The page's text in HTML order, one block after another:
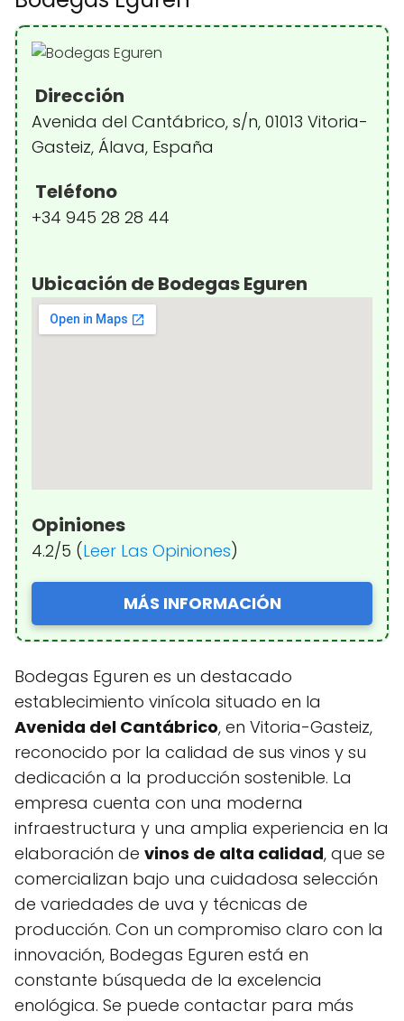
Dirección
Avenida del Cantábrico, s/n, 01013 Vitoria-
Gasteiz, Álava, España
Teléfono
+34 945 28 28 44
Ubicación de Bodegas Eguren
Opiniones
4.2/5 (Leer Las Opiniones)
MÁS INFORMACIÓN
Bodegas Eguren es un destacado
establecimiento vinícola situado en la
Avenida del Cantábrico, en Vitoria-Gasteiz,
reconocido por la calidad de sus vinos y su
dedicación a la producción sostenible. La
empresa cuenta con una moderna
infraestructura y una amplia experiencia en la
elaboración de vinos de alta calidad, que se
comercializan bajo una cuidadosa selección
de variedades de uva y técnicas de
producción. Con un compromiso claro con la
innovación, Bodegas Eguren está en
constante búsqueda de la excelencia
enológica. Se puede contactar para más